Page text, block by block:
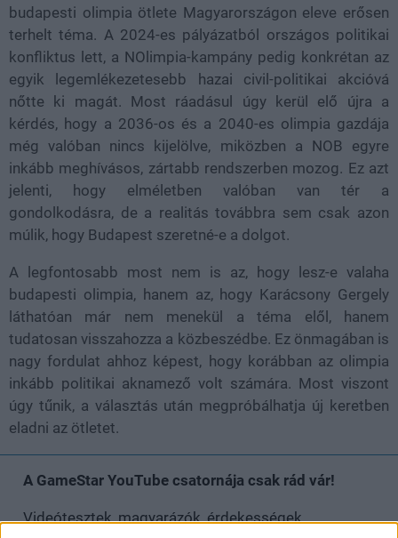
budapesti olimpia ötlete Magyarországon eleve erősen
terhelt téma. A 2024-es pályázatból országos politikai
konfliktus lett, a NOlimpia-kampány pedig konkrétan az
egyik legemlékezetesebb hazai civil-politikai akcióvá
nőtte ki magát. Most ráadásul úgy kerül elő újra a
kérdés, hogy a 2036-os és a 2040-es olimpia gazdája
még valóban nincs kijelölve, miközben a NOB egyre
inkább meghívásos, zártabb rendszerben mozog. Ez azt
jelenti, hogy elméletben valóban van tér a
gondolkodásra, de a realitás továbbra sem csak azon
múlik, hogy Budapest szeretné-e a dolgot.
A legfontosabb most nem is az, hogy lesz-e valaha
budapesti olimpia, hanem az, hogy Karácsony Gergely
láthatóan már nem menekül a téma elől, hanem
tudatosan visszahozza a közbeszédbe. Ez önmagában is
nagy fordulat ahhoz képest, hogy korábban az olimpia
inkább politikai aknamező volt számára. Most viszont
úgy tűnik, a választás után megpróbálhatja új keretben
eladni az ötletet.
A GameStar YouTube csatornája csak rád vár!
Videótesztek, magyarázók, érdekességek,